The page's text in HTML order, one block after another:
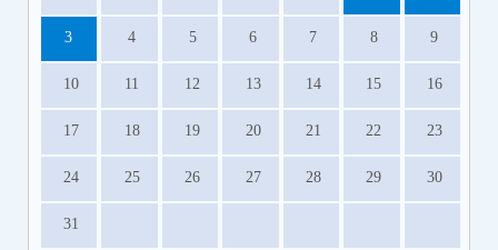
3 4 5 6 7 8 9
10 11 12 13 14 15 16
17 18 19 20 21 22 23
24 25 26 27 28 29 30
31